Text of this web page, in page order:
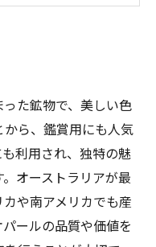
た鉱物で、美しい色
ら、鑑賞用にも人気
利用され、独特の魅
オーストラリアが最
や南アメリカでも産
ールの品質や価値を